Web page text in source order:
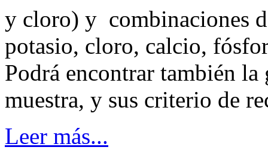
y cloro) y combinaciones
potasio, cloro, calcio,
Podrá encontrar también
muestra, y sus criterio de
Leer más...